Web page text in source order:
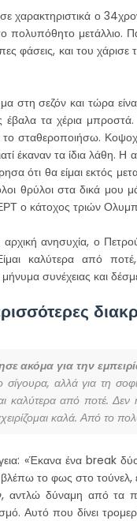
χαρακτηριστικά ο
πολυπόθητο μετάλλιο.
φάσεις, και του
στη σεζόν και τώρα
έβαλα τα χέρια
σταθεροποιήσω.
έκαναν τα ίδια λάθη.
ότι θα είμαι εκτός
θρύλοι στα δικά μου
ο κάτοχος τριών
ανησυχία, ο
καλύτερα από
συνέχειας και
ακόμα για την
σίγουρα, αλλά για τη
καλύτερα από ποτέ.
καλά. Από
«Έκανα ένα break
το φως στο τούνελ,
αντλώ δύναμη από τα
Αυτό που δίνει